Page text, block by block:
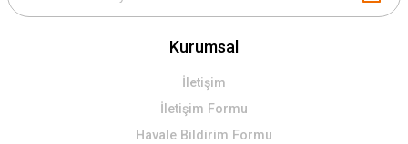
Kurumsal
İletişim
İletişim Formu
Havale Bildirim Formu